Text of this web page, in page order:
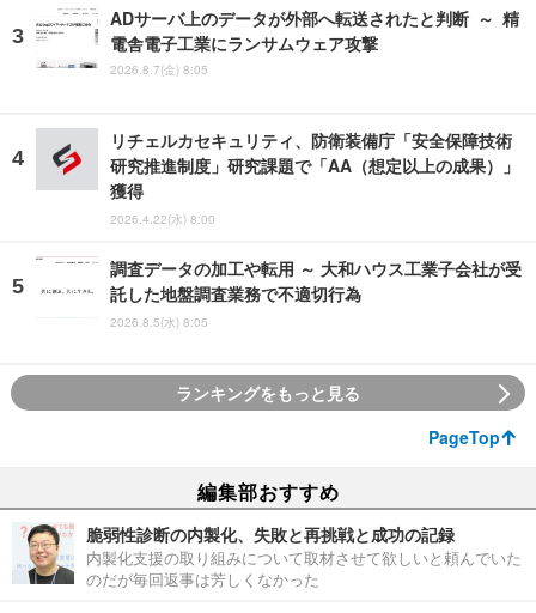
ADサーバ上のデータが外部へ転送されたと判断 ～ 精
電舎電子工業にランサムウェア攻撃
2026.8.7(金) 8:05
リチェルカセキュリティ、防衛装備庁「安全保障技術
研究推進制度」研究課題で「AA（想定以上の成果）」
獲得
2026.4.22(水) 8:00
調査データの加工や転用 ～ 大和ハウス工業子会社が受
託した地盤調査業務で不適切行為
2026.8.5(水) 8:05
ランキングをもっと見る
PageTop
編集部おすすめ
脆弱性診断の内製化、失敗と再挑戦と成功の記録
内製化支援の取り組みについて取材させて欲しいと頼んでいた
のだが毎回返事は芳しくなかった